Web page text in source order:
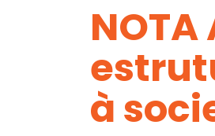
ARTIGO
à